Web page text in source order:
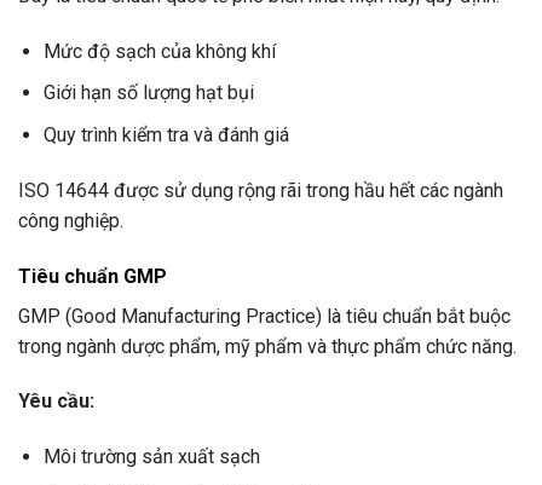
Mức độ sạch của không khí
Giới hạn số lượng hạt bụi
Quy trình kiểm tra và đánh giá
ISO 14644 được sử dụng rộng rãi trong hầu hết các ngành
công nghiệp.
Tiêu chuẩn GMP
GMP (Good Manufacturing Practice) là tiêu chuẩn bắt buộc
trong ngành dược phẩm, mỹ phẩm và thực phẩm chức năng.
Yêu cầu:
Môi trường sản xuất sạch